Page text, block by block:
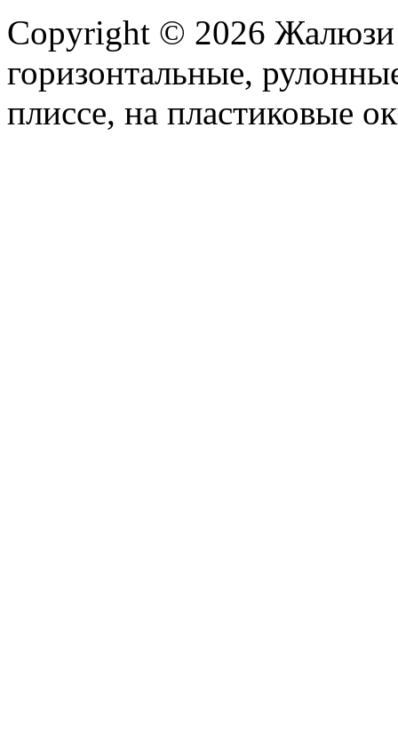
Copyright © 2026 Жалюзи
горизонтальные,
плиссе, на пластиковые